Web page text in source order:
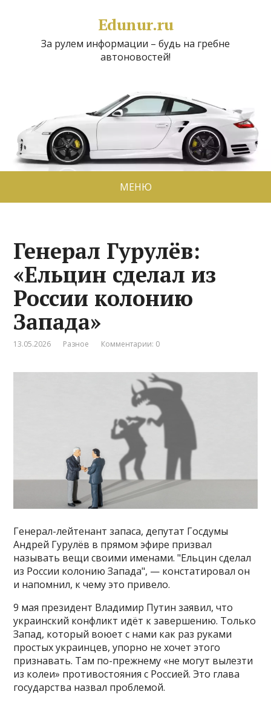
Edunur.ru
За рулем информации – будь на гребне
автоновостей!
МЕНЮ
Генерал Гурулёв:
«Ельцин сделал из
России колонию
Запада»
13.05.2026 Разное Комментарии: 0
Генерал-лейтенант запаса, депутат Госдумы
Андрей Гурулёв в прямом эфире призвал
называть вещи своими именами. "Ельцин сделал
из России колонию Запада", — констатировал он
и напомнил, к чему это привело.
9 мая президент Владимир Путин заявил, что
украинский конфликт идёт к завершению. Только
Запад, который воюет с нами как раз руками
простых украинцев, упорно не хочет этого
признавать. Там по-прежнему «не могут вылезти
из колеи» противостояния с Россией. Это глава
государства назвал проблемой.